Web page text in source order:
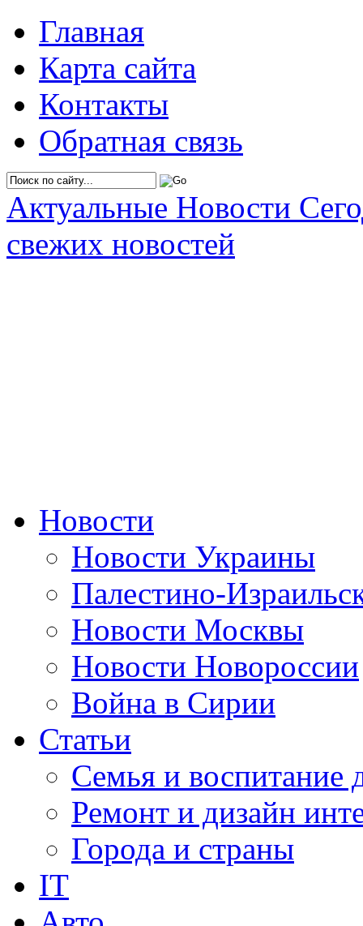
Главная
Карта сайта
Контакты
Обратная связь
Актуальные Новости
свежих новостей
Новости
Новости Украины
Палестино-
Новости Москвы
Новости Новороссии
Война в Сирии
Статьи
Семья и воспитание
Ремонт и дизайн
Города и страны
IT